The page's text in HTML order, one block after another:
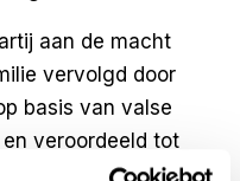
aan de macht
vervolgd door
basis van valse
veroordeeld tot
Operatie B –